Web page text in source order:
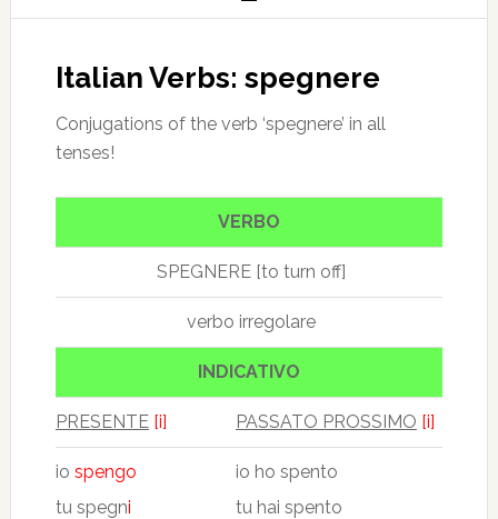
Italian Verbs: spegnere
Conjugations of the verb ‘spegnere’ in all
tenses!
VERBO
SPEGNERE [to turn off]
verbo irregolare
INDICATIVO
PRESENTE [i] PASSATO PROSSIMO [i]
io spengo
tu spegni
io ho spento
tu hai spento